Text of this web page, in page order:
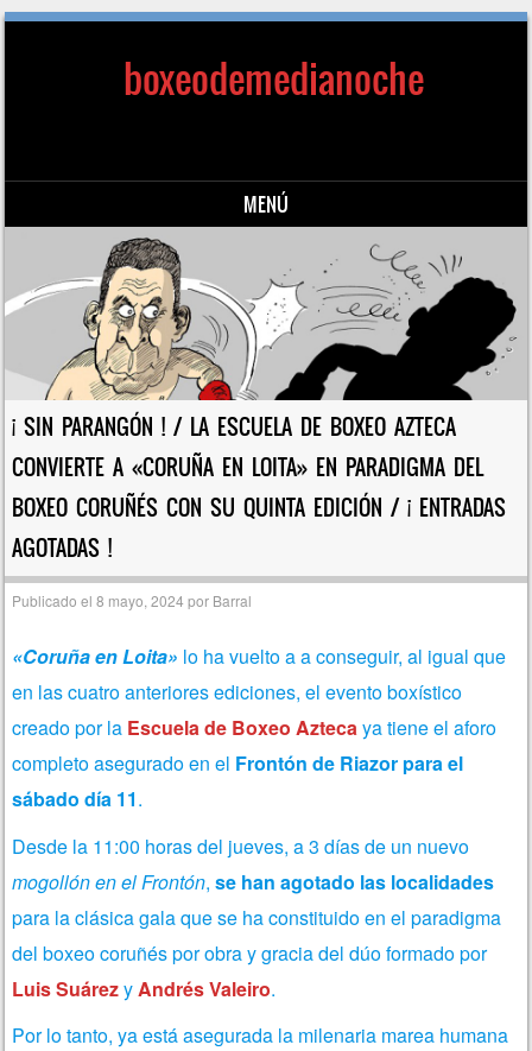
boxeodemedianoche
MENÚ
Saltar al contenido
¡ SIN PARANGÓN ! / LA ESCUELA DE BOXEO AZTECA
CONVIERTE A «CORUÑA EN LOITA» EN PARADIGMA DEL
BOXEO CORUÑÉS CON SU QUINTA EDICIÓN / ¡ ENTRADAS
AGOTADAS !
Publicado el8 mayo, 2024 por Barral
«Coruña en Loita» lo ha vuelto a a conseguir, al igual que
en las cuatro anteriores ediciones, el evento boxístico
creado por la Escuela de Boxeo Aztecaya tiene el aforo
completo asegurado en el Frontón de Riazor para el
sábado día 11.
Desde la 11:00 horas del jueves, a 3 días de un nuevo
mogollón en el Frontón,se han agotado las localidades
para la clásica gala que se ha constituido en el paradigma
del boxeo coruñés por obra y gracia del dúo formado por
Luis Suárezy Andrés Valeiro.
Por lo tanto, ya está asegurada la milenaria marea humana